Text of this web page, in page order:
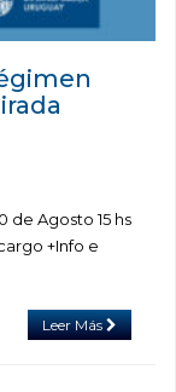
de Agosto 15 hs
+Info e
Leer Más